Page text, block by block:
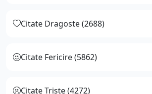
Citate Dragoste (2688)
Citate Fericire (5862)
Citate Triste (4272)